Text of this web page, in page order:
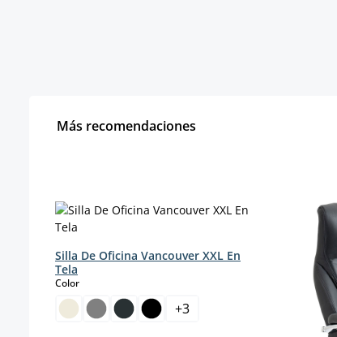
Más recomendaciones
Silla De Oficina Vancouver XXL En
Tela
Colorselect
+3